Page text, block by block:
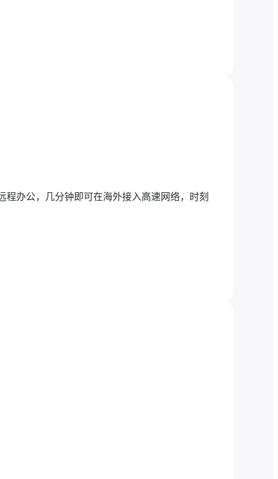
办公，几分钟即可在海外接入高速网络，时刻